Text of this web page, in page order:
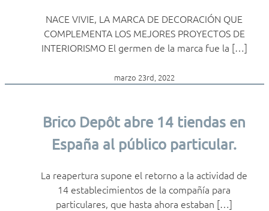
NACE VIVIE, LA MARCA DE DECORACIÓN QUE
COMPLEMENTA LOS MEJORES PROYECTOS DE
INTERIORISMO El germen de la marca fue la […]
marzo 23rd, 2022
Brico Depôt abre 14 tiendas en
España al público particular.
La reapertura supone el retorno a la actividad de
14 establecimientos de la compañía para
particulares, que hasta ahora estaban […]